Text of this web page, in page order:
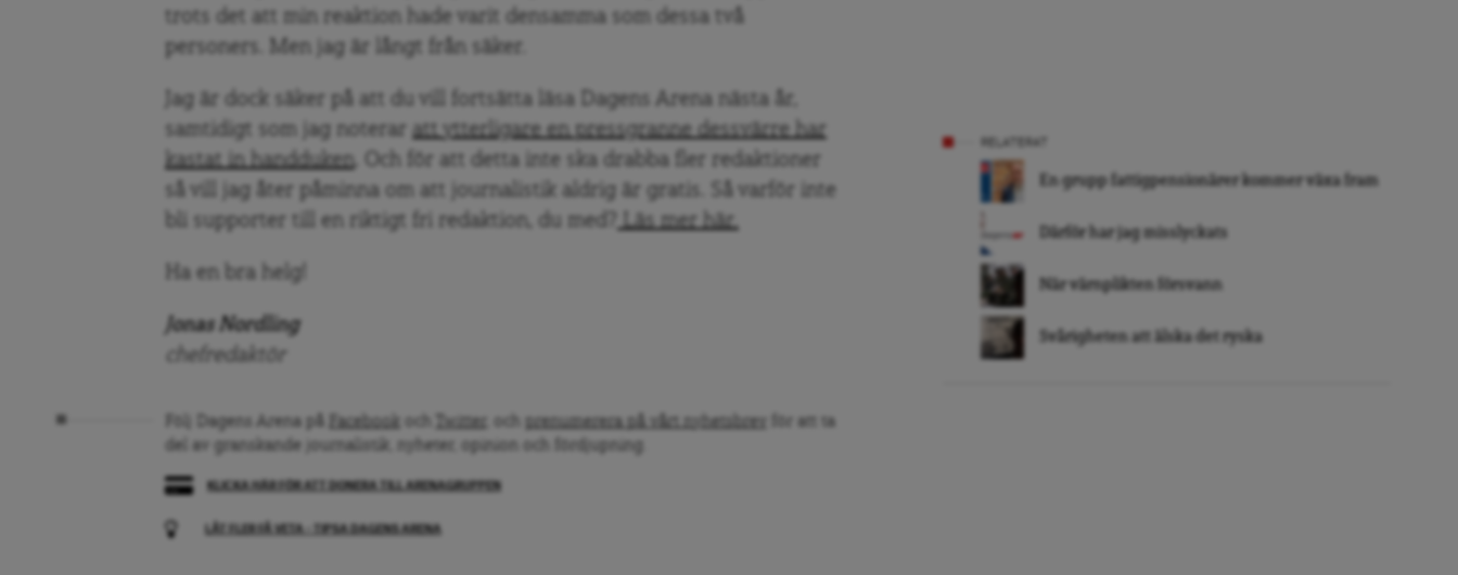
trots det att min reaktion hade varit densamma som dessa två
personers. Men jag är långt från säker.
Jag är dock säker på att du vill fortsätta läsa Dagens Arena nästa år,
samtidigt som jag noterar att ytterligare en pressgranne dessvärre har
kastat in handduken. Och för att detta inte ska drabba fler redaktioner
så vill jag åter påminna om att journalistik aldrig är gratis. Så varför inte
bli supporter till en riktigt fri redaktion, du med? Läs mer här.
Ha en bra helg!
Jonas Nordling
chefredaktör
Följ Dagens Arena på Facebook Twitter prenumerera på vårt nyhetsbrev
för att ta
del av granskande journalistik, nyheter, opinion och fördjupning.
LÅT FLER FÅ VETA – TIPSA DAGENS ARENA
En grupp fattigpensionärer kommer växa fram
Därför har jag misslyckats
När värnplikten försvann
Svårigheten att älska det ryska